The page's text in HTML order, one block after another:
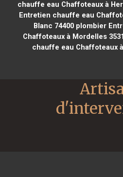
chauffe eau Chaffoteaux à
Entretien chauffe eau
Blanc 74400 plombier
Chaffoteaux à Mordelles
chauffe eau Chaffoteaux